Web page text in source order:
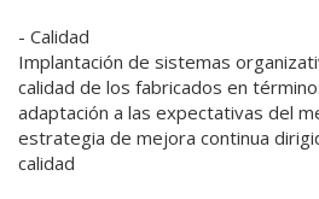
- Calidad
Implantación de sistemas
calidad de los fabricados en
adaptación a las expectativas del
estrategia de mejora continua
calidad